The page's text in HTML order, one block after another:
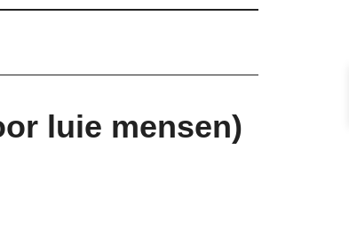
luie mensen)